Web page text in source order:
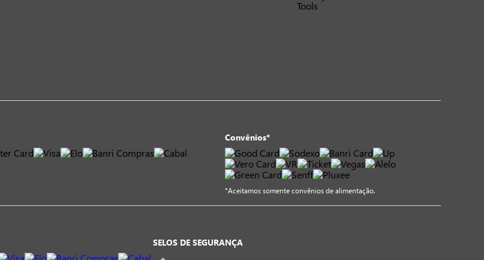
Convênios*
*Aceitamos somente convênios de alimentação.
SELOS DE SEGURANÇA